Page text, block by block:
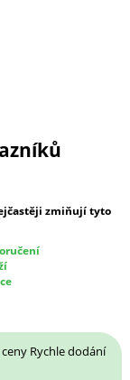
zmiňují tyto
Rychle dodání